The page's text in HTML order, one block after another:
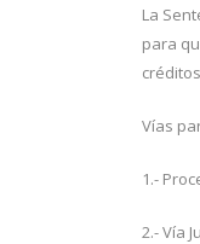
La
para
Vías
1.-
2.- Vía